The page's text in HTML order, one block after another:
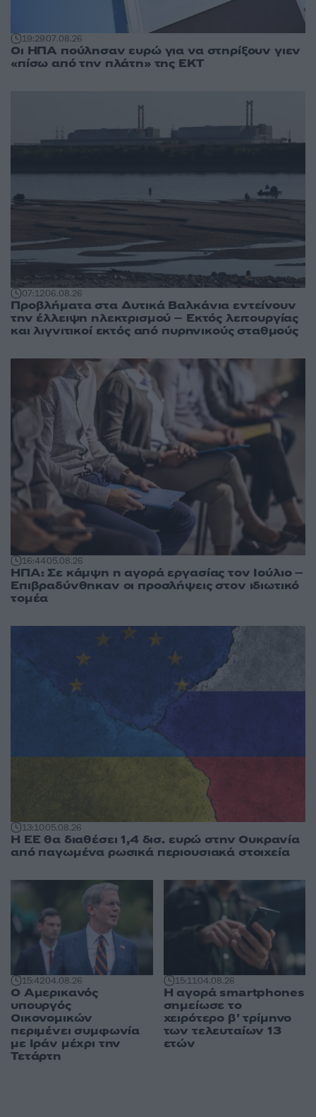
19:2907.08.26
Οι ΗΠΑ πούλησαν ευρώ για να στηρίξουν γιεν
«πίσω από την πλάτη» της ΕΚΤ
07:1206.08.26
Προβλήματα στα Δυτικά Βαλκάνια εντείνουν
την έλλειψη ηλεκτρισμού – Εκτός λειτουργίας
και λιγνιτικοί εκτός από πυρηνικούς σταθμούς
16:4405.08.26
ΗΠΑ: Σε κάμψη η αγορά εργασίας τον Ιούλιο –
Επιβραδύνθηκαν οι προσλήψεις στον ιδιωτικό
τομέα
13:1005.08.26
Η ΕΕ θα διαθέσει 1,4 δισ. ευρώ στην Ουκρανία
από παγωμένα ρωσικά περιουσιακά στοιχεία
15:4204.08.26
Ο Αμερικανός
υπουργός
Οικονομικών
περιμένει συμφωνία
με Ιράν μέχρι την
Τετάρτη
15:1104.08.26
Η αγορά smartphones
σημείωσε το
χειρότερο β’ τρίμηνο
των τελευταίων 13
ετών